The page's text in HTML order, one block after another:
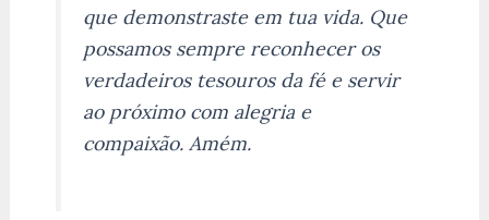
que demonstraste em tua vida. Que
possamos sempre reconhecer os
verdadeiros tesouros da fé e servir
ao próximo com alegria e
compaixão. Amém.